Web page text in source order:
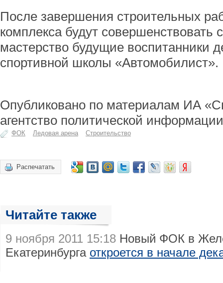
После завершения строительных
комплекса будут совершенствовать
мастерство будущие воспитанники
спортивной школы «Автомобилист».
Опубликовано по материалам ИА
агентство политической
ФОК Ледовая арена Строительство
Распечатать
Читайте также
9 ноября 2011 15:18 Новый ФОК в
Екатеринбурга откроется в начале